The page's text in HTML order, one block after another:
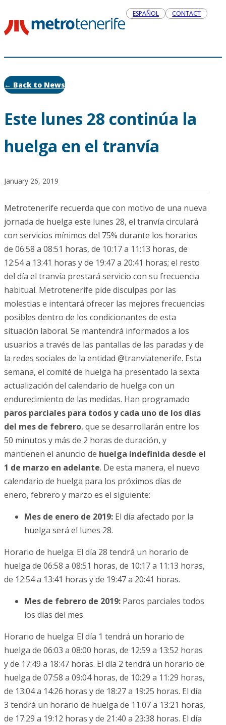
ESPAÑOL CONTACT
← Back to News
Este lunes 28 continúa la
huelga en el tranvía
January 26, 2019
Metrotenerife recuerda que con motivo de una nueva
jornada de huelga este lunes 28, el tranvía circulará
con servicios mínimos del 75% durante los horarios
de 06:58 a 08:51 horas, de 10:17 a 11:13 horas, de
12:54 a 13:41 horas y de 19:47 a 20:41 horas; el resto
del día el tranvía prestará servicio con su frecuencia
habitual. Metrotenerife pide disculpas por las
molestias e intentará ofrecer las mejores frecuencias
posibles dentro de los condicionantes de esta
situación laboral. Se mantendrá informados a los
usuarios a través de las pantallas de las paradas y de
la redes sociales de la entidad @tranviatenerife. Esta
semana, el comité de huelga ha presentado la sexta
actualización del calendario de huelga con un
endurecimiento de las medidas. Han programado
paros parciales para todos y cada uno de los días
del mes de febrero, que se desarrollarán entre los
50 minutos y más de 2 horas de duración, y
mantienen el anuncio de huelga indefinida desde el
1 de marzo en adelante. De esta manera, el nuevo
calendario de huelga para los próximos días de
enero, febrero y marzo es el siguiente:
Mes de enero de 2019: El día afectado por la
huelga será el lunes 28.
Horario de huelga: El día 28 tendrá un horario de
huelga de 06:58 a 08:51 horas, de 10:17 a 11:13 horas,
de 12:54 a 13:41 horas y de 19:47 a 20:41 horas.
Mes de febrero de 2019: Paros parciales todos
los días del mes.
Horario de huelga: El día 1 tendrá un horario de
huelga de 06:03 a 08:00 horas, de 12:59 a 13:52 horas
y de 17:49 a 18:47 horas. El día 2 tendrá un horario de
huelga de 07:58 a 09:04 horas, de 10:29 a 11:29 horas,
de 13:04 a 14:26 horas y de 18:27 a 19:25 horas. El día
3 tendrá un horario de huelga de 11:07 a 13:21 horas,
de 17:29 a 19:12 horas y de 21:40 a 23:38 horas. El día